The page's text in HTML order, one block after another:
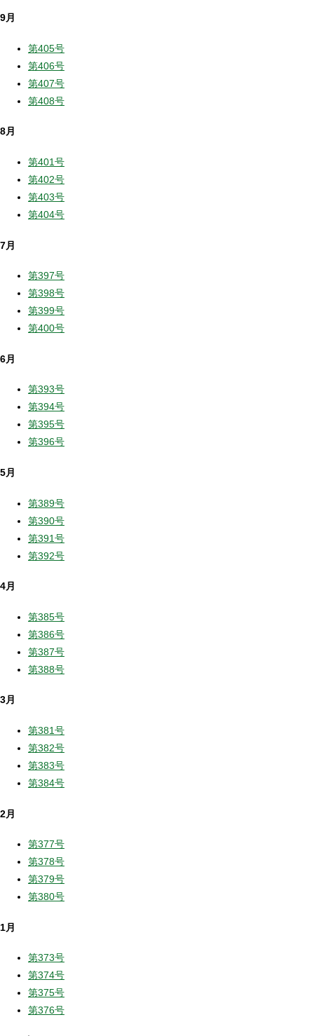
9月
第405号
第406号
第407号
第408号
8月
第401号
第402号
第403号
第404号
7月
第397号
第398号
第399号
第400号
6月
第393号
第394号
第395号
第396号
5月
第389号
第390号
第391号
第392号
4月
第385号
第386号
第387号
第388号
3月
第381号
第382号
第383号
第384号
2月
第377号
第378号
第379号
第380号
1月
第373号
第374号
第375号
第376号